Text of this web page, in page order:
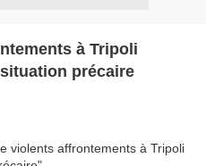
à Tripoli
précaire